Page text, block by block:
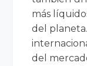
más
del
del